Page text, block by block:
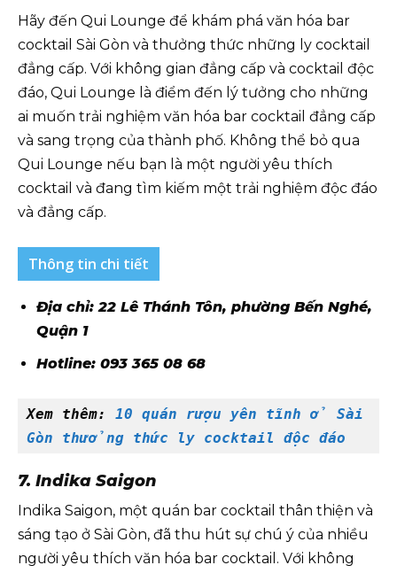
Hãy đến Qui Lounge để khám phá văn hóa bar
cocktail Sài Gòn và thưởng thức những ly cocktail
đẳng cấp. Với không gian đẳng cấp và cocktail độc
đáo, Qui Lounge là điểm đến lý tưởng cho những
ai muốn trải nghiệm văn hóa bar cocktail đẳng cấp
và sang trọng của thành phố. Không thể bỏ qua
Qui Lounge nếu bạn là một người yêu thích
cocktail và đang tìm kiếm một trải nghiệm độc đáo
và đẳng cấp.
Thông tin chi tiết
Địa chỉ: 22 Lê Thánh Tôn, phường Bến Nghé,
Quận 1
Hotline: 093 365 08 68
Xem thêm: 10 quán rượu yên tĩnh ở Sài
Gòn thưởng thức ly cocktail độc đáo
7. Indika Saigon
Indika Saigon, một quán bar cocktail thân thiện và
sáng tạo ở Sài Gòn, đã thu hút sự chú ý của nhiều
người yêu thích văn hóa bar cocktail. Với không